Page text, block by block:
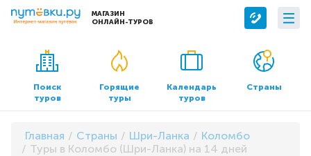
МАГАЗИН
ОНЛАЙН-ТУРОВ
Сервисы
Бронирование отелей
Трансфер
О компании
О нас
Контакты
Документы и реквизиты
Поиск
туров
Горящие
туры
Календарь
туров
Страны
Главная Страны Шри-Ланка
Коломбо
Туры в Коломбо (Шри-Ланка) на 14 дней